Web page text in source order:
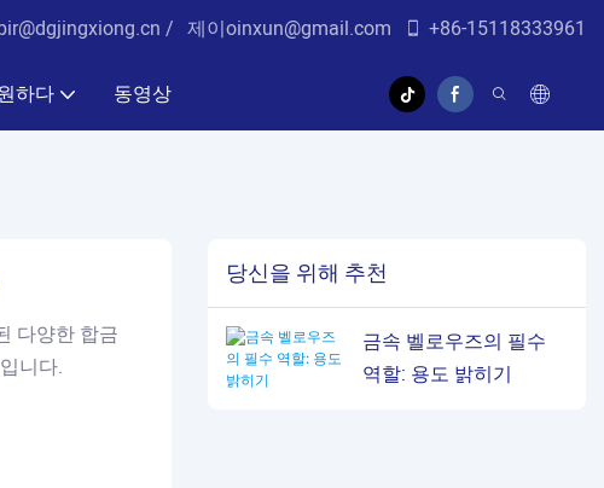
/ 제이oinxun@gmail.com +86-15118333961
하다 동영상
다양한 합금
니다.
당신을 위해 추천
금속 벨로우즈의 필수
역할: 용도 밝히기